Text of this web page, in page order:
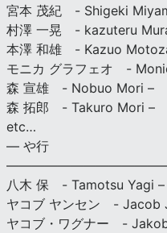
宮本 茂紀 - Shigeki
村澤 一晃 - kazuteru
本澤 和雄 - Kazuo
モニカ グラフェオ -
森 宣雄 - Nobuo Mori –
森 拓郎 - Takuro Mori –
etc…
— や行
八木 保 - Tamotsu Yagi –
ヤコブ ヤンセン - Jacob
ヤコブ・ワグナー -